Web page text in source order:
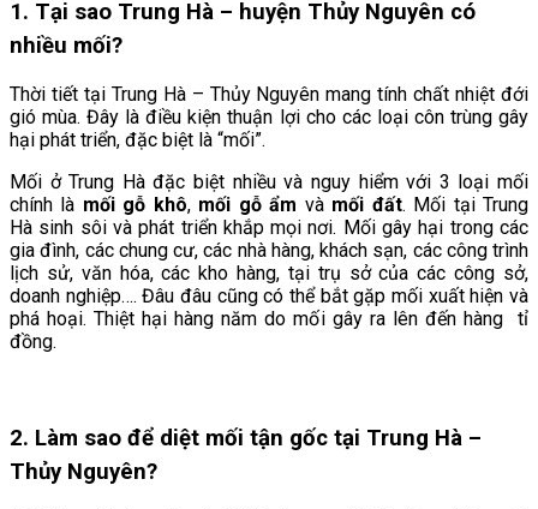
1. Tại sao Trung Hà – huyện Thủy Nguyên có
nhiều mối?
Thời tiết tại Trung Hà – Thủy Nguyên mang tính chất nhiệt đới
gió mùa. Đây là điều kiện thuận lợi cho các loại côn trùng gây
hại phát triển, đặc biệt là “mối”.
Mối ở Trung Hà đặc biệt nhiều và nguy hiểm với 3 loại mối
chính là mối gỗ khô, mối gỗ ẩm và mối đất. Mối tại Trung
Hà sinh sôi và phát triển khắp mọi nơi. Mối gây hại trong các
gia đình, các chung cư, các nhà hàng, khách sạn, các công trình
lịch sử, văn hóa, các kho hàng, tại trụ sở của các công sở,
doanh nghiệp…. Đâu đâu cũng có thể bắt gặp mối xuất hiện và
phá hoại. Thiệt hại hàng năm do mối gây ra lên đến hàng tỉ
đồng.
2. Làm sao để diệt mối tận gốc tại Trung Hà –
Thủy Nguyên?